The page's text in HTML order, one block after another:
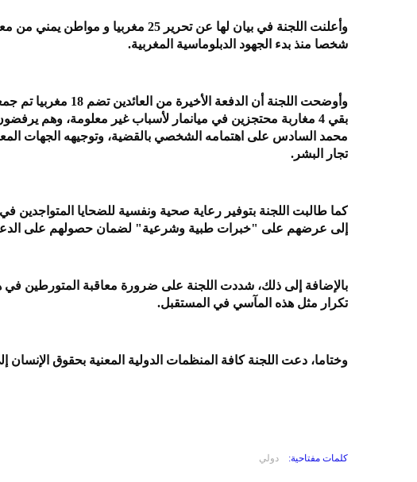
شخصا منذ بدء الجهود الدبلوماسية المغربية.
وأوضحت اللجنة أن
بقي 4 مغاربة محتجزين في ميانمار لأسباب غير معلومة، وهم
محمد السادس على اهتمامه الشخصي بالقضية، وتوجيهه الجهات
تجار البشر.
كما طالبت اللجنة بتوفير رعاية صحية ونفسية للضحايا المتواجدين
إلى عرضهم على "خبرات طبية وشرعية" لضمان حصولهم على
بالإضافة إلى ذلك، شددت اللجنة على ضرورة معاقبة المتورطين في
تكرار مثل هذه المآسي في المستقبل.
وختاما، دعت اللجنة كافة المنظمات الدولية المعنية بحقوق الإنسان
كلمات مفتاحية: دولي